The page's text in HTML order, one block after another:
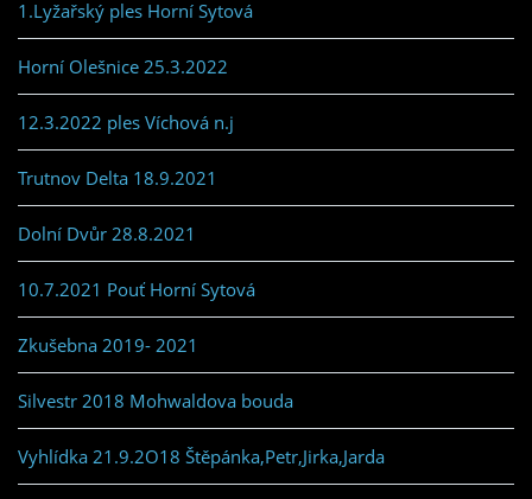
1.Lyžařský ples Horní Sytová
Horní Olešnice 25.3.2022
12.3.2022 ples Víchová n.j
Trutnov Delta 18.9.2021
Dolní Dvůr 28.8.2021
10.7.2021 Pouť Horní Sytová
Zkušebna 2019- 2021
Silvestr 2018 Mohwaldova bouda
Vyhlídka 21.9.2O18 Štěpánka,Petr,Jirka,Jarda